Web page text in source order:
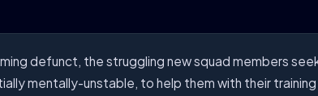
defunct, the struggling new squad members
mentally-unstable, to help them with their